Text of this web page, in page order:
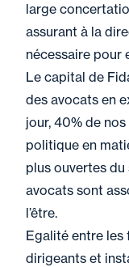
large
assurant à la
nécessaire pour
Le capital de
des avocats en
jour, 40% de
politique en
plus ouvertes du
avocats sont
l’être.
Egalité entre les
dirigeants et